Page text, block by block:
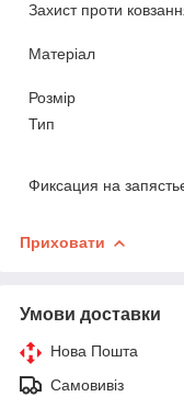
Захист проти
Матеріал
Розмір
Тип
Фиксация на
Приховати
Умови доставки
Нова Пошта
Самовивіз